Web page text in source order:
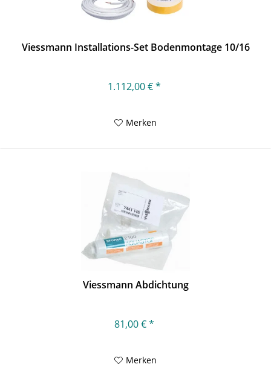
Viessmann Installations-Set Bodenmontage 10/16
1.112,00 € *
Merken
Viessmann Abdichtung
81,00 € *
Merken